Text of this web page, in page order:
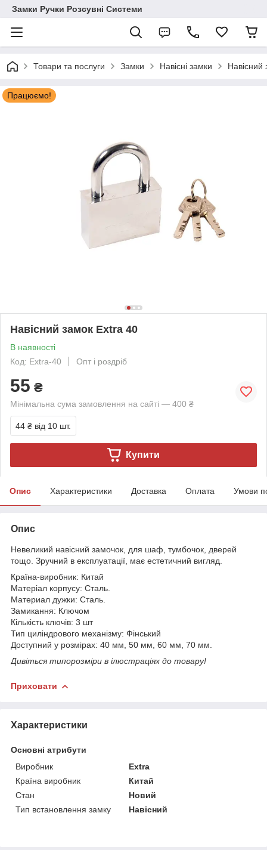
Замки Ручки Розсувні Системи
Товари та послуги Замки Навісні замки Навісний
Працюємо!
Навісний замок Ехtra 40
В наявності
Код: Extra-40
Опт і роздріб
55 ₴
Мінімальна сума замовлення на сайті — 400 ₴
44 ₴ від 10 шт.
Купити
Опис Характеристики Доставка Оплата Умови
Опис
Невеликий навісний замочок, для шаф, тумбочок, дверей
тощо. Зручний в експлуатації, має естетичний вигляд.
Країна-виробник: Китай
Матеріал корпусу: Сталь.
Материал дужки: Сталь.
Замикання: Ключом
Кількість ключів: 3 шт
Тип циліндрового механізму: Фінський
Доступний у розмірах: 40 мм, 50 мм, 60 мм, 70 мм.
Дивіться типорозміри в ілюстраціях до товару!
Приховати
Характеристики
Основні атрибути
Виробник
Extra
Країна виробник
Китай
Стан
Новий
Тип встановлення замку
Навісний